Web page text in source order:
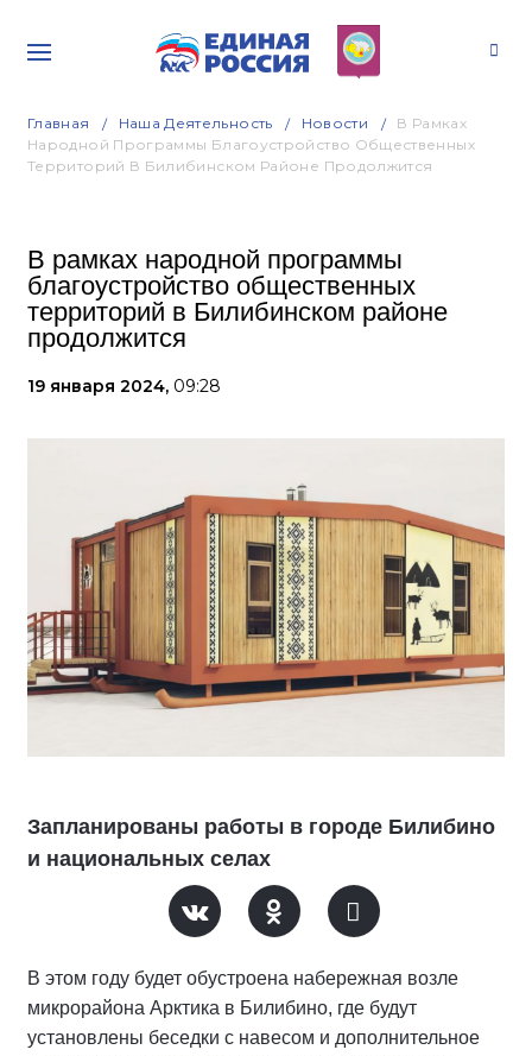
Главная Наша Деятельность Новости
В Рамках
Народной Программы Благоустройство Общественных
Территорий В Билибинском Районе Продолжится
В рамках народной программы
благоустройство общественных
территорий в Билибинском районе
продолжится
19 января 2024, 09:28
Запланированы работы в городе Билибино
и национальных селах
В этом году будет обустроена набережная возле
микрорайона Арктика в Билибино, где будут
установлены беседки с навесом и дополнительное